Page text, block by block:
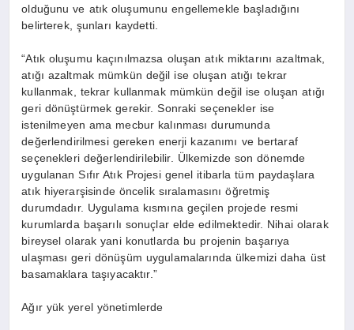
olduğunu ve atık oluşumunu engellemekle başladığını
belirterek, şunları kaydetti.
“Atık oluşumu kaçınılmazsa oluşan atık miktarını azaltmak,
atığı azaltmak mümkün değil ise oluşan atığı tekrar
kullanmak, tekrar kullanmak mümkün değil ise oluşan atığı
geri dönüştürmek gerekir. Sonraki seçenekler ise
istenilmeyen ama mecbur kalınması durumunda
değerlendirilmesi gereken enerji kazanımı ve bertaraf
seçenekleri değerlendirilebilir. Ülkemizde son dönemde
uygulanan Sıfır Atık Projesi genel itibarla tüm paydaşlara
atık hiyerarşisinde öncelik sıralamasını öğretmiş
durumdadır. Uygulama kısmına geçilen projede resmi
kurumlarda başarılı sonuçlar elde edilmektedir. Nihai olarak
bireysel olarak yani konutlarda bu projenin başarıya
ulaşması geri dönüşüm uygulamalarında ülkemizi daha üst
basamaklara taşıyacaktır.”
Ağır yük yerel yönetimlerde